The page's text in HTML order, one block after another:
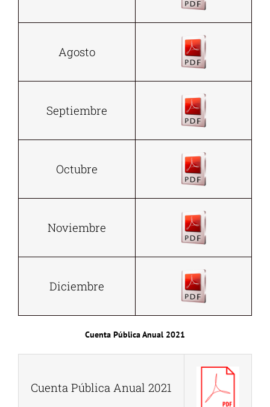
Agosto
Septiembre
Octubre
Noviembre
Diciembre
Cuenta Pública Anual 2021
Cuenta Pública Anual 2021